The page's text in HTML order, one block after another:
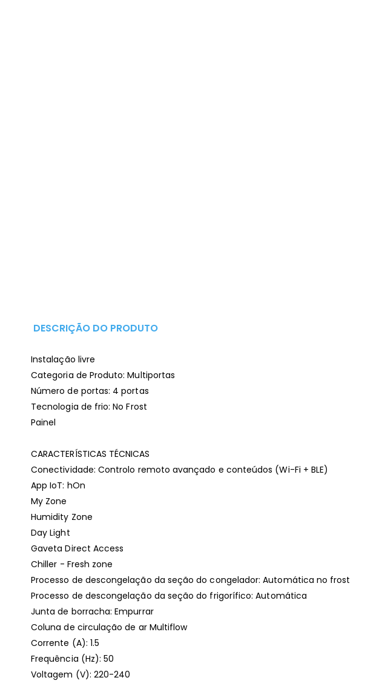
DESCRIÇÃO DO PRODUTO
Instalação livre
Categoria de Produto: Multiportas
Número de portas: 4 portas
Tecnologia de frio: No Frost
Painel
CARACTERÍSTICAS TÉCNICAS
Conectividade: Controlo remoto avançado e conteúdos (Wi-Fi + BLE)
App IoT: hOn
My Zone
Humidity Zone
Day Light
Gaveta Direct Access
Chiller - Fresh zone
Processo de descongelação da seção do congelador: Automática no frost
Processo de descongelação da seção do frigorífico: Automática
Junta de borracha: Empurrar
Coluna de circulação de ar Multiflow
Corrente (A): 1.5
Frequência (Hz): 50
Voltagem (V): 220-240